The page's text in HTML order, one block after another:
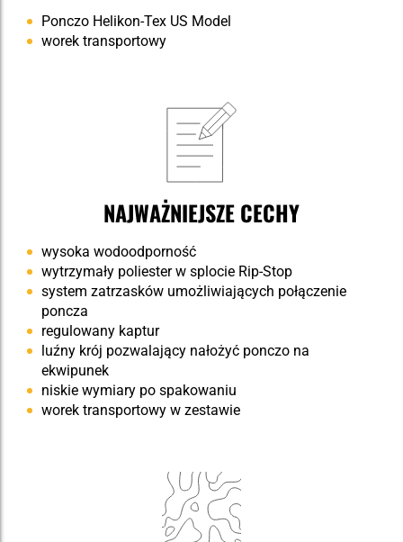
Ponczo Helikon-Tex US Model
worek transportowy
NAJWAŻNIEJSZE CECHY
wysoka wodoodporność
wytrzymały poliester w splocie Rip-Stop
system zatrzasków umożliwiających połączenie
poncza
regulowany kaptur
luźny krój pozwalający nałożyć ponczo na
ekwipunek
niskie wymiary po spakowaniu
worek transportowy w zestawie